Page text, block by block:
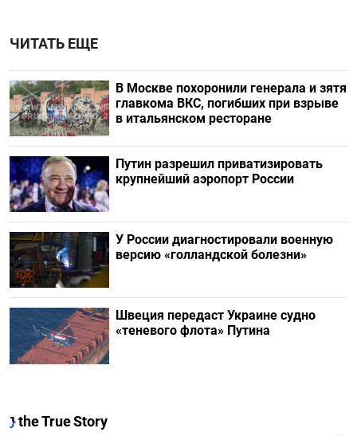
ЧИТАТЬ ЕЩЕ
В Москве похоронили генерала и зятя
главкома ВКС, погибших при взрыве
в итальянском ресторане
Путин разрешил приватизировать
крупнейший аэропорт России
У России диагностировали военную
версию «голландской болезни»
Швеция передаст Украине судно
«теневого флота» Путина